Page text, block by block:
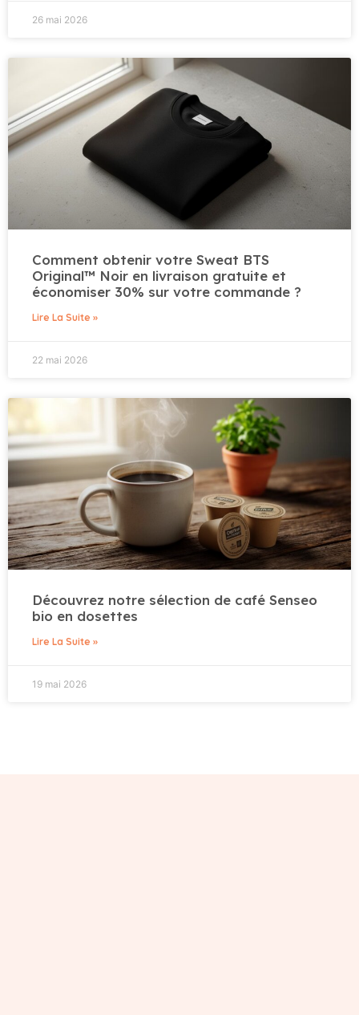
26 mai 2026
Comment obtenir votre Sweat BTS
Original™ Noir en livraison gratuite et
économiser 30% sur votre commande ?
Lire La Suite »
22 mai 2026
Découvrez notre sélection de café Senseo
bio en dosettes
Lire La Suite »
19 mai 2026